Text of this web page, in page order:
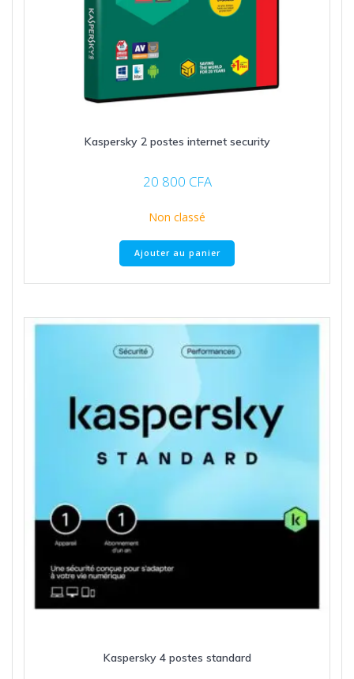
Kaspersky 2 postes internet security
20 800 CFA
Non classé
Ajouter au panier
Kaspersky 4 postes standard